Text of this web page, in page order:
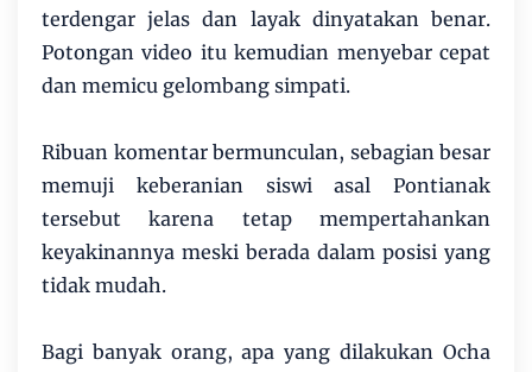
terdengar jelas dan layak dinyatakan benar.
Potongan video itu kemudian menyebar cepat
dan memicu gelombang simpati.
Ribuan komentar bermunculan, sebagian besar
memuji keberanian siswi asal Pontianak
tersebut karena tetap mempertahankan
keyakinannya meski berada dalam posisi yang
tidak mudah.
Bagi banyak orang, apa yang dilakukan Ocha